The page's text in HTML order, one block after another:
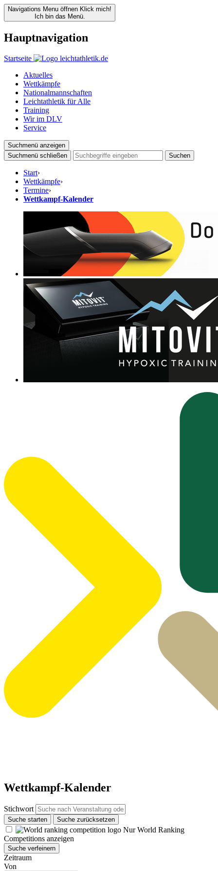
Navigations Menu öffnen Klick mich!
Ich bin das Menü.
Hauptnavigation
Startseite
Aktuelles
Wettkämpfe
Nationalmannschaften
Leichtathletik für Alle
Training
Wir im DLV
Service
Suchmenü anzeigen
Suchmenü schließen
Suchen
Start›
Wettkämpfe›
Termine›
Wettkampf-Kalender
Wettkampf-Kalender
Stichwort
Suche starten Suche zurücksetzen
Nur World Ranking
Competitions anzeigen
Suche verfeinern
Zeitraum
Von